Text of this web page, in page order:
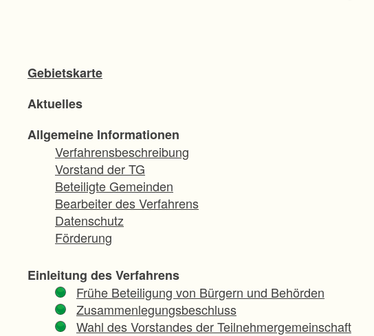
Gebietskarte
Aktuelles
Allgemeine Informationen
Verfahrensbeschreibung
Vorstand der TG
Beteiligte Gemeinden
Bearbeiter des Verfahrens
Datenschutz
Förderung
Einleitung des Verfahrens
Frühe Beteiligung von Bürgern und Behörden
Zusammenlegungsbeschluss
Wahl des Vorstandes der Teilnehmergemeinschaft